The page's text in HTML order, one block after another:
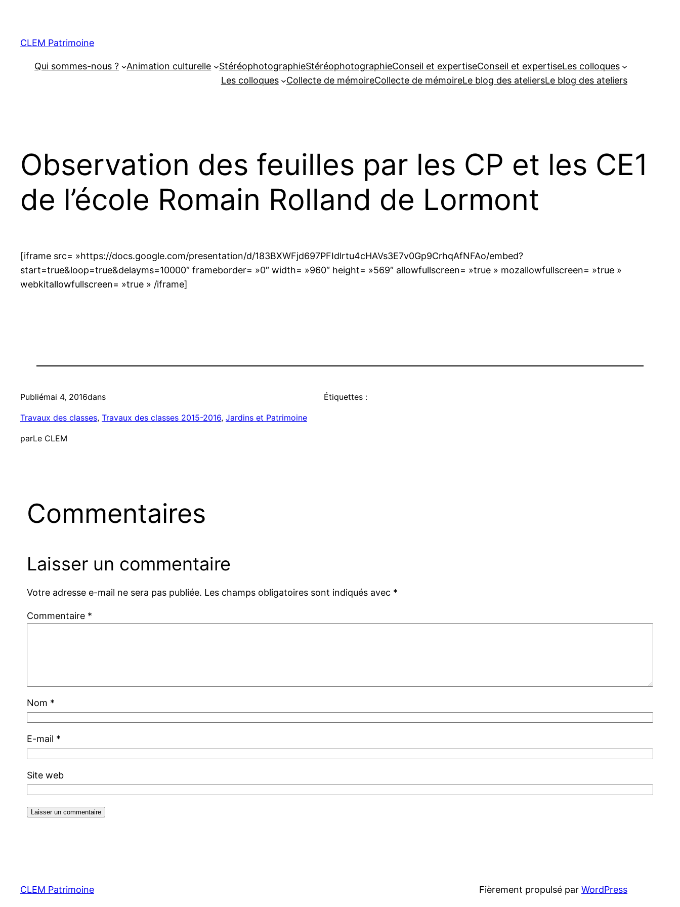
CLEM Patrimoine
Qui sommes-nous ? Animation culturelle StéréophotographieStéréophotographieConseil et expertiseConseil et expertiseLes colloques
Les colloques
Collecte de mémoireCollecte de mémoireLe blog des ateliersLe blog des ateliers
Observation des feuilles par les CP et les CE1
de l’école Romain Rolland de Lormont
[iframe src= »https://docs.google.com/presentation/d/183BXWFjd697PFIdlrtu4cHAVs3E7v0Gp9CrhqAfNFAo/embed?
start=true&loop=true&delayms=10000″ frameborder= »0″ width= »960″ height= »569″ allowfullscreen= »true » mozallowfullscreen= »true »
webkitallowfullscreen= »true » /iframe]
Publiémai 4, 2016dans
Travaux des classes, Travaux des classes 2015-2016, Jardins et Patrimoine
parLe CLEM
Étiquettes :
Commentaires
Laisser un commentaire
Votre adresse e-mail ne sera pas publiée. Les champs obligatoires sont indiqués avec *
Commentaire *
Nom *
E-mail *
Site web
CLEM Patrimoine Fièrement propulsé par WordPress